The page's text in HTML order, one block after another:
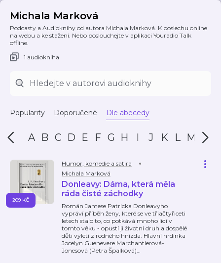
Michala Marková
Podcasty a Audioknihy od autora Michala Marková. K poslechu online
na webu a ke stažení. Nebo poslouchejte v aplikaci Youradio Talk
offline.
1 audiokniha
Popularity Doporučené Dle abecedy
A B C D E F G H I J K L M N
Humor, komedie a satira
Michala Marková
Donleavy: Dáma, která měla
ráda čisté záchodky
Román Jamese Patricka Donleavyho
vypráví příběh ženy, které se ve třiačtyřiceti
letech stalo to, co potkává mnoho lidí v
tomto věku - opustí ji životní druh a dospělé
děti vyletí z rodného hnízda. Hlavní hrdinka
Jocelyn Guenevere Marchantierová-
Jonesová (Petra Špalková)…
209 KČ